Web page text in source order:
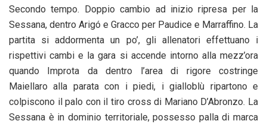
Secondo tempo. Doppio cambio ad inizio ripresa per la
Sessana, dentro Arigó e Gracco per Paudice e Marraffino. La
partita si addormenta un po’, gli allenatori effettuano i
rispettivi cambi e la gara si accende intorno alla mezz’ora
quando Improta da dentro l’area di rigore costringe
Maiellaro alla parata con i piedi, i gialloblù ripartono e
colpiscono il palo con il tiro cross di Mariano D’Abronzo. La
Sessana è in dominio territoriale, possesso palla di marca